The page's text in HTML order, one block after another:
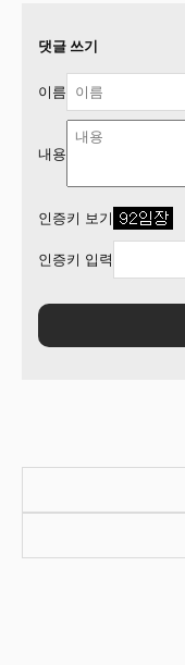
댓글 쓰기
이름
내용
인증키 보기
인증키 입력